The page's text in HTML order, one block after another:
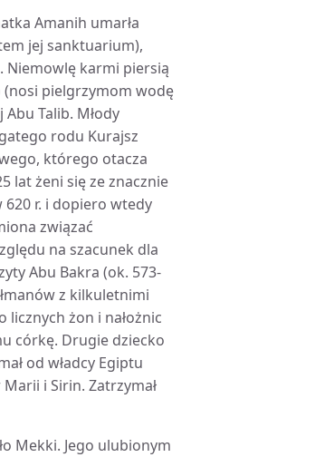
Amanih umarła
jej sanktuarium),
Niemowlę karmi piersią
(nosi pielgrzymom wodę
Talib. Młody
rodu Kurajsz
którego otacza
lat żeni się ze znacznie
r. i dopiero wtedy
związać
na szacunek dla
Abu Bakra (ok. 573-
z kilkuletnimi
żon i nałożnic
córkę. Drugie dziecko
od władcy Egiptu
i Sirin. Zatrzymał
Mekki. Jego ulubionym